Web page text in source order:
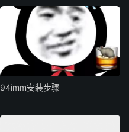
94imm安装步骤